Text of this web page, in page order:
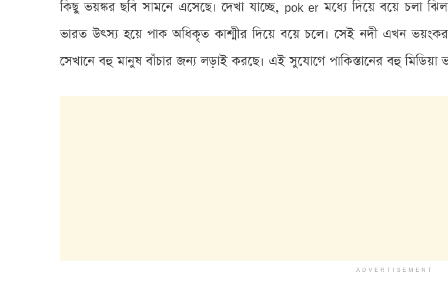
কিছু ভয়ঙ্কর ছবি সামনে এসেছে। দেখা যাচ্ছে, pok er মধ্যে দিয়ে বয়ে চলা
ভারত উৎস্য হয়ে পাক অধিকৃত কাশ্মীর দিয়ে বয়ে চলে। সেই নদী এখন ভয়ংকর
সেখানে বহু মানুষ বাঁচার জন্য লড়াই করছে। এই সুযোগে পাকিস্তানের বহু
ADVERTISEMENT